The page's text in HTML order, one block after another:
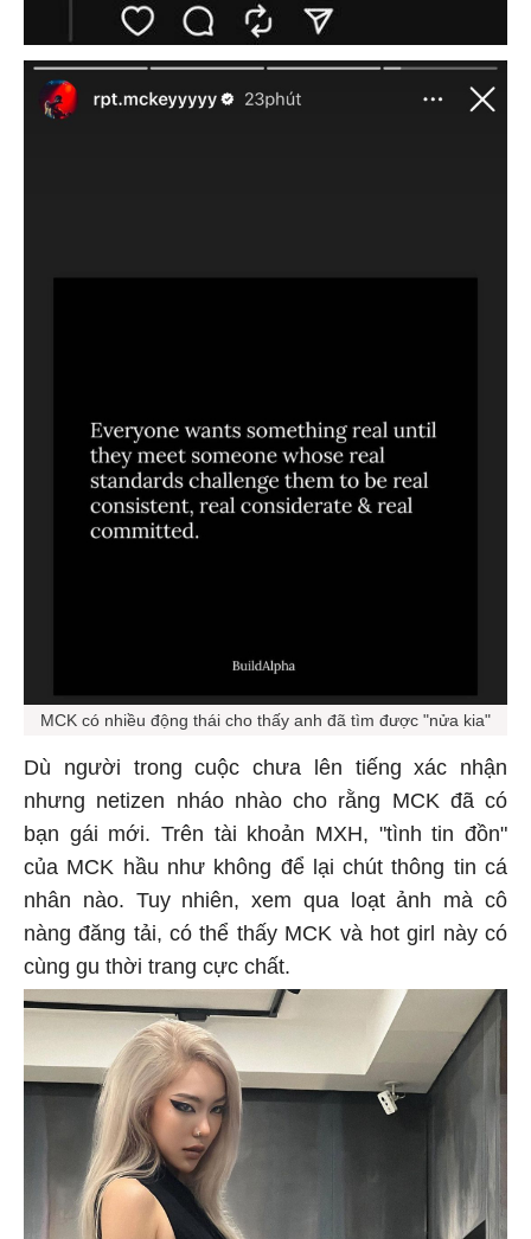
MCK có nhiều động thái cho thấy anh đã tìm được "nửa kia"
Dù người trong cuộc chưa lên tiếng xác nhận
nhưng netizen nháo nhào cho rằng MCK đã có
bạn gái mới. Trên tài khoản MXH, "tình tin đồn"
của MCK hầu như không để lại chút thông tin cá
nhân nào. Tuy nhiên, xem qua loạt ảnh mà cô
nàng đăng tải, có thể thấy MCK và hot girl này có
cùng gu thời trang cực chất.